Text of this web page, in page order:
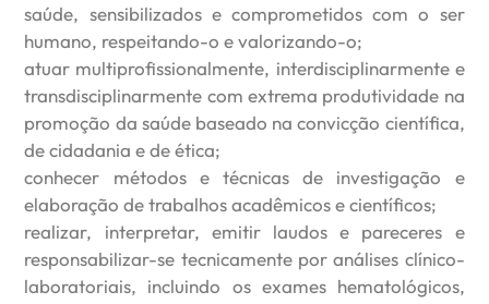
saúde, sensibilizados e comprometidos com o ser
humano, respeitando-o e valorizando-o;
atuar multiprofissionalmente, interdisciplinarmente e
transdisciplinarmente com extrema produtividade na
promoção da saúde baseado na convicção científica,
de cidadania e de ética;
conhecer métodos e técnicas de investigação e
elaboração de trabalhos acadêmicos e científicos;
realizar, interpretar, emitir laudos e pareceres e
responsabilizar-se tecnicamente por análises clínico-
laboratoriais, incluindo os exames hematológicos,